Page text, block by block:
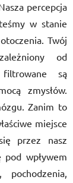
percepcja
w stanie
Twój
od
są
zmysłów.
Zanim to
miejsce
przez nasz
wpływem